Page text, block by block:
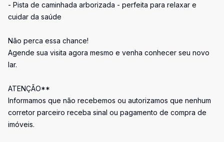
- Pista de caminhada arborizada - perfeita para relaxar e
cuidar da saúde
Não perca essa chance!
Agende sua visita agora mesmo e venha conhecer seu novo
lar.
ATENÇÃO**
Informamos que não recebemos ou autorizamos que nenhum
corretor parceiro receba sinal ou pagamento de compra de
imóveis.